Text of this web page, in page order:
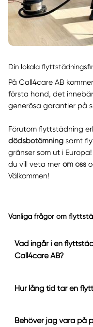
Din lokala
På Call4care AB
första hand, det
generösa garantier på
Förutom flyttstädning
dödsbotömningsamt
gränser som ut i
du vill veta mer om oss
Välkommen!
Vanliga frågor om
Vad ingår i en
Call4care AB?
Hur lång tid tar en
Behöver jag vara på